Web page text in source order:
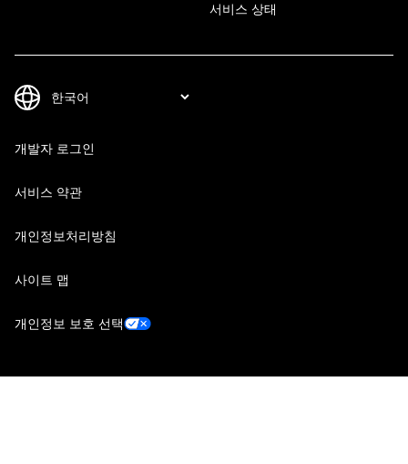
서비스 상태
개발자 로그인
서비스 약관
개인정보처리방침
사이트 맵
개인정보 보호 선택